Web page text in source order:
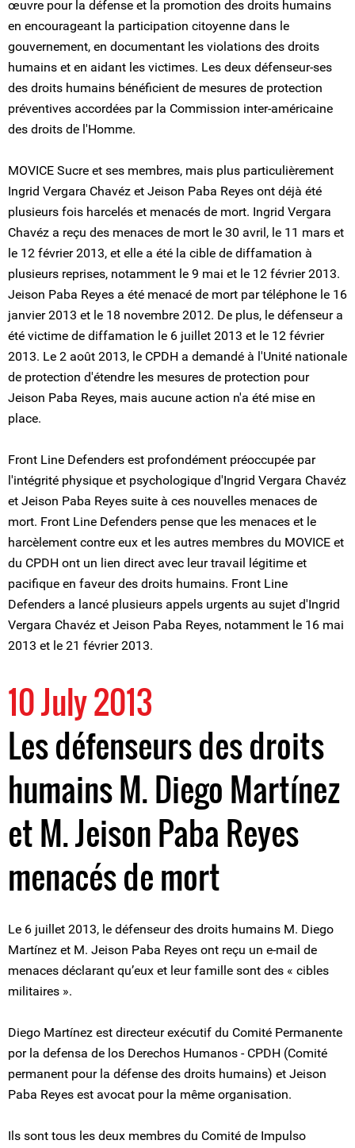
œuvre pour la défense et la promotion des droits humains
en encourageant la participation citoyenne dans le
gouvernement, en documentant les violations des droits
humains et en aidant les victimes. Les deux défenseur-ses
des droits humains bénéficient de mesures de protection
préventives accordées par la Commission inter-américaine
des droits de l'Homme.
MOVICE Sucre et ses membres, mais plus particulièrement
Ingrid Vergara Chavéz et Jeison Paba Reyes ont déjà été
plusieurs fois harcelés et menacés de mort. Ingrid Vergara
Chavéz a reçu des menaces de mort le 30 avril, le 11 mars et
le 12 février 2013, et elle a été la cible de diffamation à
plusieurs reprises, notamment le 9 mai et le 12 février 2013.
Jeison Paba Reyes a été menacé de mort par téléphone le 16
janvier 2013 et le 18 novembre 2012. De plus, le défenseur a
été victime de diffamation le 6 juillet 2013 et le 12 février
2013. Le 2 août 2013, le CPDH a demandé à l'Unité nationale
de protection d'étendre les mesures de protection pour
Jeison Paba Reyes, mais aucune action n'a été mise en
place.
Front Line Defenders est profondément préoccupée par
l'intégrité physique et psychologique d'Ingrid Vergara Chavéz
et Jeison Paba Reyes suite à ces nouvelles menaces de
mort. Front Line Defenders pense que les menaces et le
harcèlement contre eux et les autres membres du MOVICE et
du CPDH ont un lien direct avec leur travail légitime et
pacifique en faveur des droits humains. Front Line
Defenders a lancé plusieurs appels urgents au sujet d'Ingrid
Vergara Chavéz et Jeison Paba Reyes, notamment le 16 mai
2013 et le 21 février 2013.
10 July 2013
Les défenseurs des droits
humains M. Diego Martínez
et M. Jeison Paba Reyes
menacés de mort
Le 6 juillet 2013, le défenseur des droits humains M. Diego
Martínez et M. Jeison Paba Reyes ont reçu un e-mail de
menaces déclarant qu’eux et leur famille sont des « cibles
militaires ».
Diego Martínez est directeur exécutif du Comité Permanente
por la defensa de los Derechos Humanos - CPDH (Comité
permanent pour la défense des droits humains) et Jeison
Paba Reyes est avocat pour la même organisation.
Ils sont tous les deux membres du Comité de Impulso